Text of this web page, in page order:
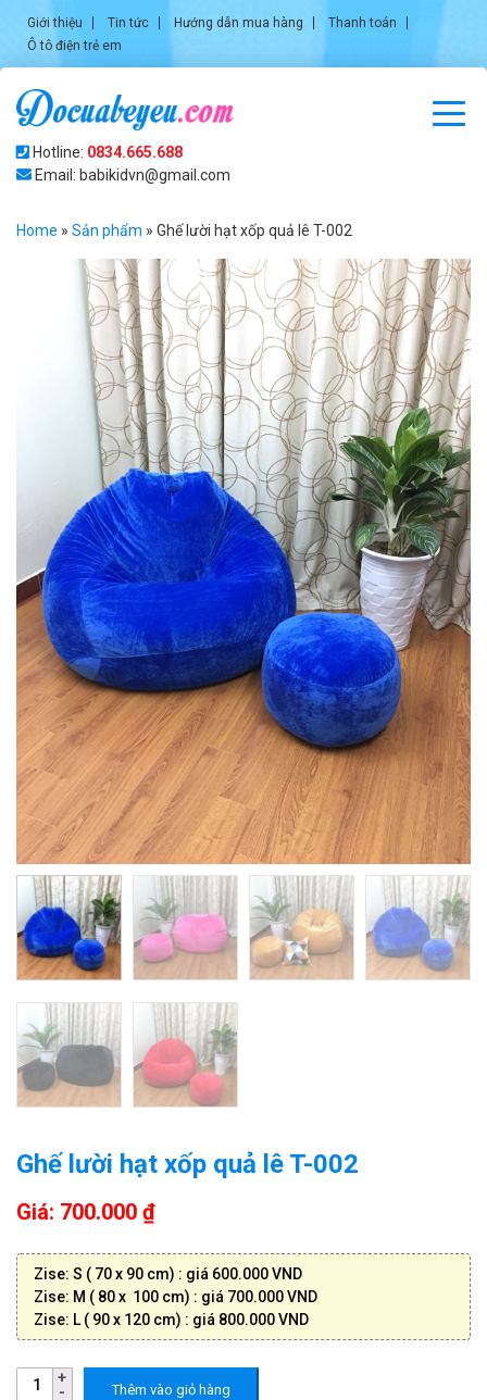
Giới thiệu Tin tức Hướng dẫn mua hàng
Thanh toán
Ô tô điện trẻ em
Hotline: 0834.665.688
Email: babikidvn@gmail.com
Home » Sản phẩm » Ghế lười hạt xốp quả lê T-002
Ghế lười hạt xốp quả lê T-002
Giá: 700.000 ₫
Zise: S ( 70 x 90 cm) : giá 600.000 VND
Zise: M ( 80 x 100 cm) : giá 700.000 VND
Zise: L ( 90 x 120 cm) : giá 800.000 VND
Thêm vào giỏ hàng